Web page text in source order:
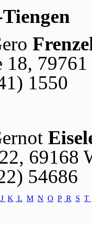
18,
1550
, 69168
54686
J K L M N O P R S T